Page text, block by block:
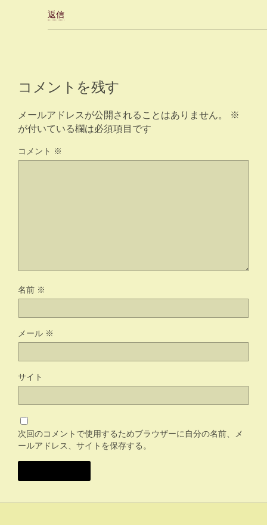
返信
コメントを残す
メールアドレスが公開されることはありません。
※
が付いている欄は必須項目です
コメント ※
名前 ※
メール ※
サイト
次回のコメントで使用するためブラウザーに自分の名前、メ
ールアドレス、サイトを保存する。